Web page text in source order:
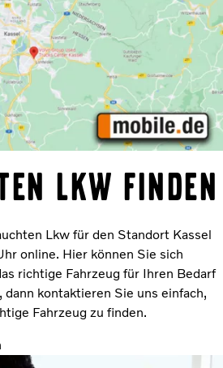
Lkw finden
Lkw für den Standort Kassel
online. Hier können Sie sich
richtige Fahrzeug für Ihren Bedarf
kontaktieren Sie uns einfach,
Fahrzeug zu finden.